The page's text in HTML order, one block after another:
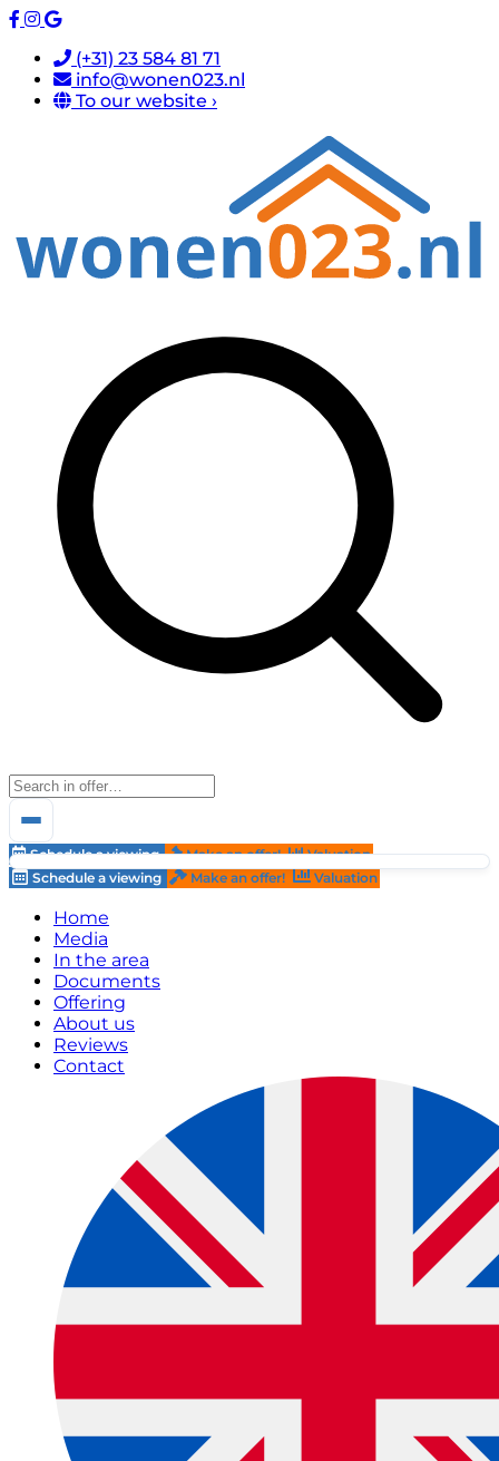
(+31) 23 584 81 71
info@wonen023.nl
To our website ›
Schedule a viewing Make an offer!
Valuation
Schedule a viewing
Make an offer! Valuation
Home
Media
In the area
Documents
Offering
About us
Reviews
Contact